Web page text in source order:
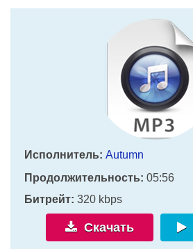
Исполнитель: Autumn
Продолжительность: 05:56
Битрейт: 320 kbps
Скачать